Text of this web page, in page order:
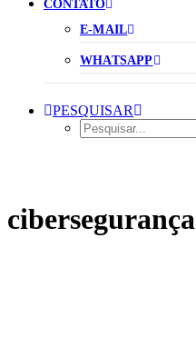
CONTATO
E-MAIL
WHATSAPP
PESQUISAR
cibersegurança